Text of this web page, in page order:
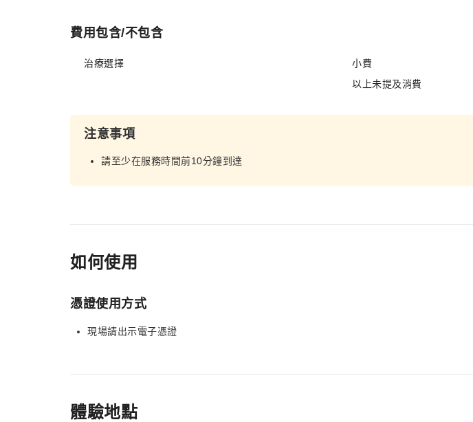
費用包含/不包含
治療選擇
小費
以上未提及消費
注意事項
請至少在服務時間前10分鐘到達
如何使用
憑證使用方式
現場請出示電子憑證
體驗地點